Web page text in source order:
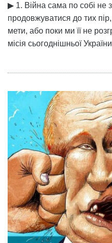
▶ 1. Війна сама по собі не
продовжуватися до тих
мети, або поки ми її не
місія сьогоднішньої